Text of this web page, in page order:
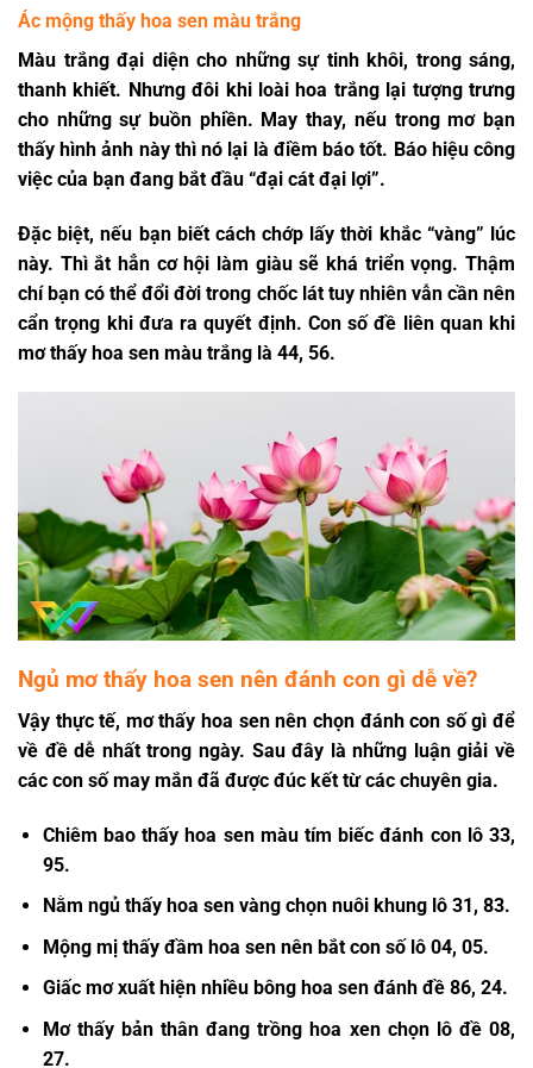
Ác mộng thấy hoa sen màu trắng
Màu trắng đại diện cho những sự tinh khôi, trong sáng,
thanh khiết. Nhưng đôi khi loài hoa trắng lại tượng trưng
cho những sự buồn phiền. May thay, nếu trong mơ bạn
thấy hình ảnh này thì nó lại là điềm báo tốt. Báo hiệu công
việc của bạn đang bắt đầu “đại cát đại lợi”.
Đặc biệt, nếu bạn biết cách chớp lấy thời khắc “vàng” lúc
này. Thì ắt hẳn cơ hội làm giàu sẽ khá triển vọng. Thậm
chí bạn có thể đổi đời trong chốc lát tuy nhiên vẫn cần nên
cẩn trọng khi đưa ra quyết định. Con số đề liên quan khi
mơ thấy hoa sen màu trắng là 44, 56.
Ngủ mơ thấy hoa sen nên đánh con gì dễ về?
Vậy thực tế, mơ thấy hoa sennên chọn đánh con số gì để
về đề dễ nhất trong ngày. Sau đây là những luận giải về
các con số may mắn đã được đúc kết từ các chuyên gia.
Chiêm bao thấy hoa sen màu tím biếc đánh con lô 33,
95.
Nằm ngủ thấy hoa sen vàng chọn nuôi khung lô 31, 83.
Mộng mị thấy đầm hoa sen nên bắt con số lô 04, 05.
Giấc mơ xuất hiện nhiều bông hoa sen đánh đề 86, 24.
Mơ thấy bản thân đang trồng hoa xen chọn lô đề 08,
27.